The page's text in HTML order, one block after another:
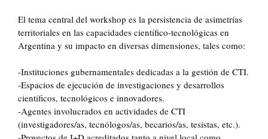
El tema central del workshop es la persistencia de asimetrías
territoriales en las capacidades científico-tecnológicas en
Argentina y su impacto en diversas dimensiones, tales como:
-Instituciones gubernamentales dedicadas a la gestión de CTI.
-Espacios de ejecución de investigaciones y desarrollos
científicos, tecnológicos e innovadores.
-Agentes involucrados en actividades de CTI
(investigadores/as, tecnólogos/as, becarios/as, tesistas, etc.).